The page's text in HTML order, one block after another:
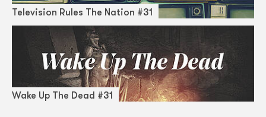
Television Rules The Nation #31
Wake Up The Dead #31